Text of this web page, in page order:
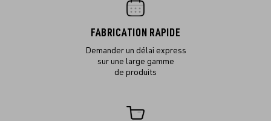
FABRICATION RAPIDE
Demander un délai express
sur une large gamme
de produits